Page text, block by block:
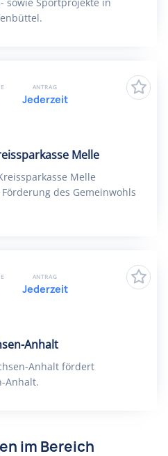
Melle
Melle
des Gemeinwohls
ANTRAG
Jederzeit
Anhalt
Anhalt fördert
Anhalt.
ANTRAG
Jederzeit
im Bereich